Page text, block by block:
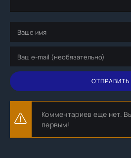
ОТПРАВИТЬ
Комментариев еще нет.
первым!